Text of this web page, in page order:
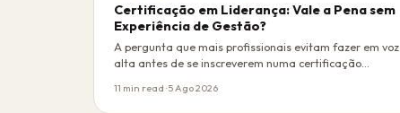
Certificação em Liderança: Vale a Pena sem
Experiência de Gestão?
A pergunta que mais profissionais evitam fazer em voz
alta antes de se inscreverem numa certificação…
11 min read · 5 Ago 2026